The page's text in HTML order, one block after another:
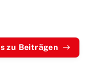
zu Beiträgen